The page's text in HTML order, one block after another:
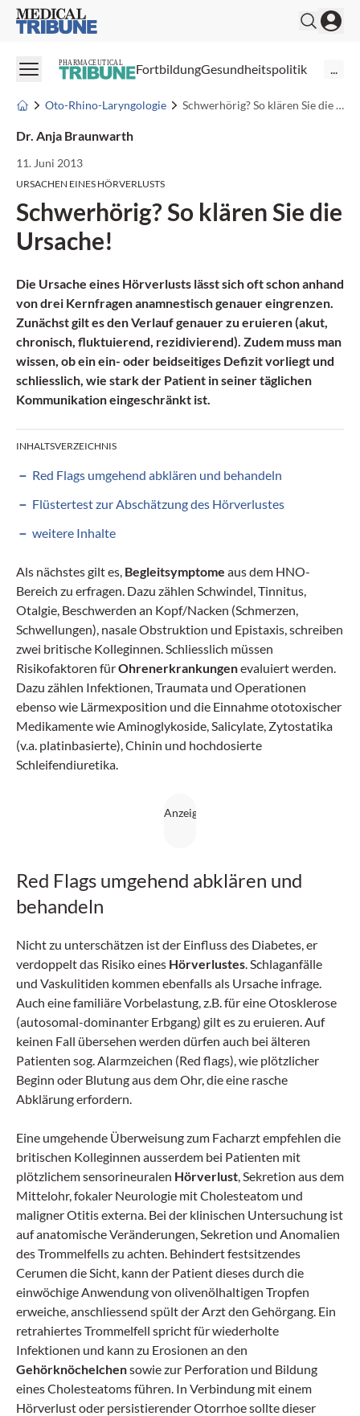
Medical Tribune
PHARMACEUTICAL FortbildungGesundheitspolitik ...
Oto-Rhino-Laryngologie Schwerhörig? So klären Sie die Ursache!
Dr. Anja Braunwarth
11. Juni 2013
URSACHEN EINES HÖRVERLUSTS
Schwerhörig? So klären Sie die
Ursache!
Die Ursache eines Hörverlusts lässt sich oft schon anhand
von drei Kernfragen anamnestisch genauer eingrenzen.
Zunächst gilt es den Verlauf genauer zu eruieren (akut,
chronisch, fluktuierend, rezidivierend). Zudem muss man
wissen, ob ein ein- oder beidseitiges Defizit vorliegt und
schliesslich, wie stark der Patient in seiner täglichen
Kommunikation eingeschränkt ist.
INHALTSVERZEICHNIS
Red Flags umgehend abklären und behandeln
Flüstertest zur Abschätzung des Hörverlustes
weitere Inhalte
Als nächstes gilt es, Begleitsymptome aus dem HNO-
Bereich zu erfragen. Dazu zählen Schwindel, Tinnitus,
Otalgie, Beschwerden an Kopf/Nacken (Schmerzen,
Schwellungen), nasale Obstruktion und Epistaxis, schreiben
zwei britische Kolleginnen. Schliesslich müssen
Risikofaktoren fürOhrenerkrankungenevaluiert werden.
Dazu zählen Infektionen, Traumata und Operationen
ebenso wie Lärmexposition und die Einnahme ototoxischer
Medikamente wie Aminoglykoside, Salicylate, Zytostatika
(v.a. platinbasierte), Chinin und hochdosierte
Schleifendiuretika.
Red Flags umgehend abklären und
behandeln
Nicht zu unterschätzen ist der Einfluss des Diabetes, er
verdoppelt das Risiko eines Hörverlustes . Schlaganfälle
und Vaskulitiden kommen ebenfalls als Ursache infrage.
Auch eine familiäre Vorbelastung, z.B. für eine Otosklerose
(autosomal-dominanter Erbgang) gilt es zu eruieren. Auf
keinen Fall übersehen werden dürfen auch bei älteren
Patienten sog. Alarmzeichen (Red flags), wie plötzlicher
Beginn oder Blutung aus dem Ohr, die eine rasche
Abklärung erfordern.
Eine umgehende Überweisung zum Facharzt empfehlen die
britischen Kolleginnen ausserdem bei Patienten mit
plötzlichem sensorineuralen Hörverlust , Sekretion aus dem
Mittelohr, fokaler Neurologie mit Cholesteatom und
maligner Otitis externa. Bei der klinischen Untersuchung ist
auf anatomische Veränderungen, Sekretion und Anomalien
des Trommelfells zu achten. Behindert festsitzendes
Cerumen die Sicht, kann der Patient dieses durch die
einwöchige Anwendung von olivenölhaltigen Tropfen
erweiche, anschliessend spült der Arzt den Gehörgang. Ein
retrahiertes Trommelfell spricht für wiederholte
Infektionen und kann zu Erosionen an den
Gehörknöchelchensowie zur Perforation und Bildung
eines Cholesteatoms führen. In Verbindung mit einem
Hörverlust oder persistierender Otorrhoe sollte dieser